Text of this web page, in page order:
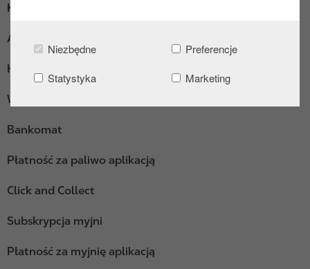
Niezbędne
Preferencje
Statystyka
Marketing
Kącik wypoczynkowy
AdBlue pakowane
Hot Dogi
Wi-Fi
Bankomat
Płatność za paliwo aplikacją
Click and Collect
Subskrypcja myjni
Płatność za myjnię aplikacją